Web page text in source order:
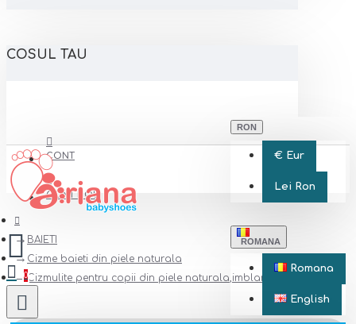
COSUL TAU
CONT
CONT NOU
RON
€ Eur
Lei Ron
ROMANA
Romana
English
0
BAIETI
Cizme baieti din piele naturala
Cizmulite pentru copii din piele naturala,imblanite model FELIX